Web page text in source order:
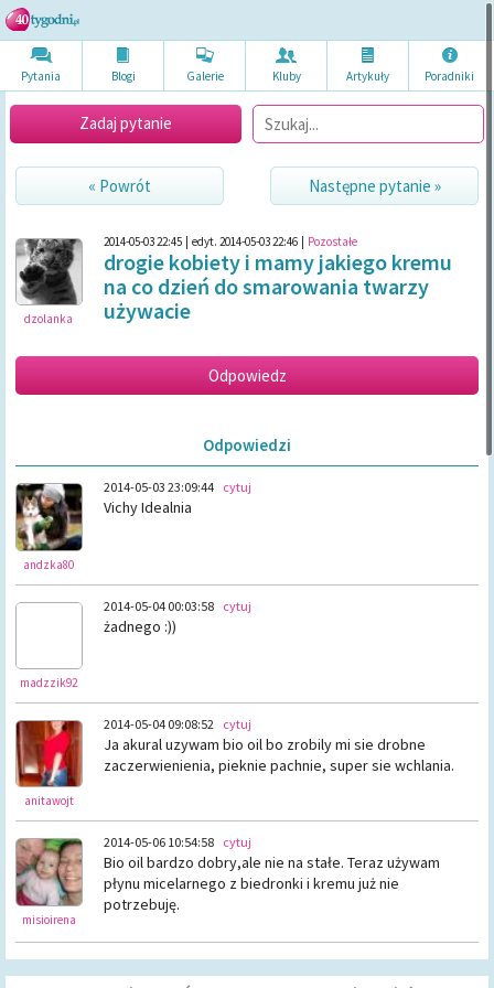
Pytania Blogi Galerie Kluby Artykuły Poradniki
Zadaj pytanie
« Powrót Następne pytanie »
dzolanka
2014-05-03 22:45 edyt. 2014-05-03 22:46 Pozostałe
drogie kobiety i mamy jakiego kremu
na co dzień do smarowania twarzy
używacie
Odpowiedzi
andzka80
2014-05-03 23:09:44 cytuj
Vichy Idealnia
madzzik92
2014-05-04 00:03:58 cytuj
żadnego :))
anitawojt
2014-05-04 09:08:52 cytuj
Ja akural uzywam bio oil bo zrobily mi sie drobne
zaczerwienienia, pieknie pachnie, super sie wchlania.
misioirena
2014-05-06 10:54:58 cytuj
Bio oil bardzo dobry,ale nie na stałe. Teraz używam
płynu micelarnego z biedronki i kremu już nie
potrzebuję.